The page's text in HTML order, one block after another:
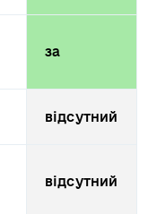
за
відсутний
відсутний